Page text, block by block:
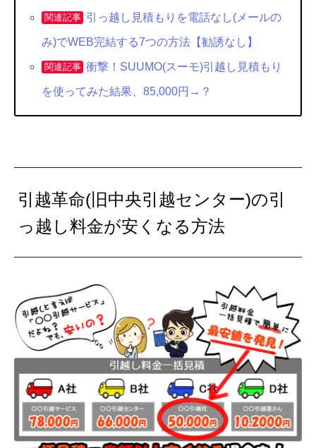
引越革命はよかったけどな
— yuki (@yuki_japantokyo) 2017年2月26日
ンター) 安かったから依頼はしたものの、夜に
なってから、本人確認で事前に3000円振り込め
とメールが来た。もちろん、昼の時点でそんな
話は一切なかったのに。第一、本人確認の為に
3000円振り込めって、そんな要求する会社聞い
たことない…
— カシオペア９１号 (@91cassiopeia)2017年11
月11日
都内で引っ越す方、「中央引越しセンター（旧:
関連記事 引っ越し見積もりを電話なし(メールの
み)でWEB完結する7つの方法【勧誘なし】
関連記事 衝撃！SUUMO(スーモ)引越し見積もり
を使ってみた結果、85,000円→？
引越革命(旧中央引越センター)の引
っ越し料金が安くなる方法